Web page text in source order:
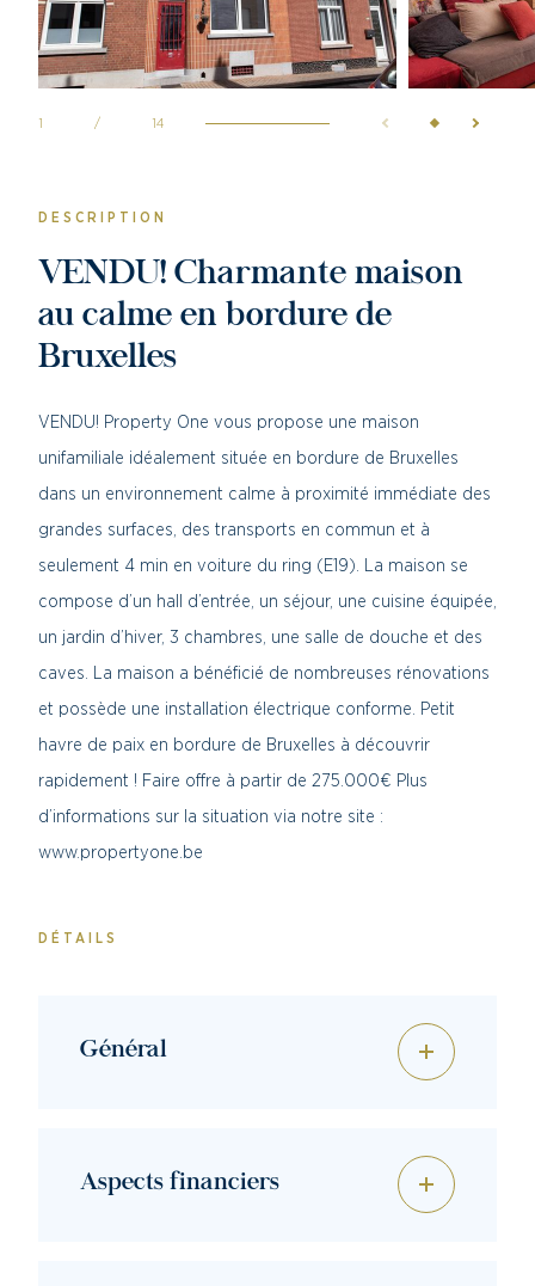
1 / 14
DESCRIPTION
VENDU! Charmante maison
au calme en bordure de
Bruxelles
VENDU! Property One vous propose une maison
unifamiliale idéalement située en bordure de Bruxelles
dans un environnement calme à proximité immédiate des
grandes surfaces, des transports en commun et à
seulement 4 min en voiture du ring (E19). La maison se
compose d’un hall d’entrée, un séjour, une cuisine équipée,
un jardin d’hiver, 3 chambres, une salle de douche et des
caves. La maison a bénéficié de nombreuses rénovations
et possède une installation électrique conforme. Petit
havre de paix en bordure de Bruxelles à découvrir
rapidement ! Faire offre à partir de 275.000€ Plus
d’informations sur la situation via notre site :
www.propertyone.be
DÉTAILS
Général
Aspects financiers